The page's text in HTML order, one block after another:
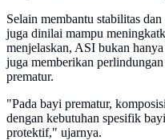
Selain membantu stabilitas
juga dinilai mampu
menjelaskan, ASI bukan
juga memberikan
prematur.
"Pada bayi prematur,
dengan kebutuhan spesifik
protektif," ujarnya.